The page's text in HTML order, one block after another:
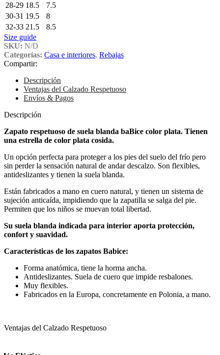
28-29 18.5
7.5
30-31 19.5
8
32-33 21.5
8.5
Size guide
SKU: N/D
Categorías: Casa e interiores, Rebajas
Compartir:
Descripción
Ventajas del Calzado Respetuoso
Envíos & Pagos
Descripción
Zapato respetuoso de suela blanda baBice color plata. Tienen
una estrella de color plata cosida.
Un opción perfecta para proteger a los pies del suelo del frío pero
sin perder la sensación natural de andar descalzo. Son flexibles,
antideslizantes y tienen la suela blanda.
Están fabricados a mano en cuero natural, y tienen un sistema de
sujeción anticaída, impidiendo que la zapatilla se salga del pie.
Permiten que los niños se muevan total libertad.
Su suela blanda indicada para interior aporta protección,
confort y suavidad.
Características de los zapatos Babice:
Forma anatómica, tiene la horma ancha.
Antideslizantes. Suela de cuero que impide resbalones.
Muy flexibles.
Fabricados en la Europa, concretamente en Polonia, a mano.
Ventajas del Calzado Respetuoso